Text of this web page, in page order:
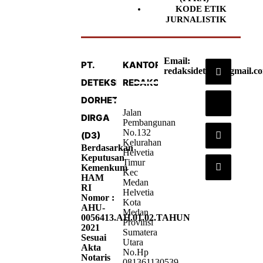
KODE ETIK
JURNALISTIK
PT.
DETEKSI
DORHETA
DIRGA
(D3)
Berdasarkan
Keputusan
Kemenkum
HAM
RI
Nomor :
AHU-
0056413.AH.01.02.TAHUN
2021
Sesuai
Akta
Notaris
KANTOR
REDAKSI
Jalan
Pembangunan
No.132
Kelurahan
Helvetia
Timur
Kec
Medan
Helvetia
Kota
Medan
Provinsi
Sumatera
Utara
No.Hp
Email: